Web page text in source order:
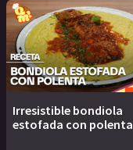
Irresistible bondiola
estofada con polenta